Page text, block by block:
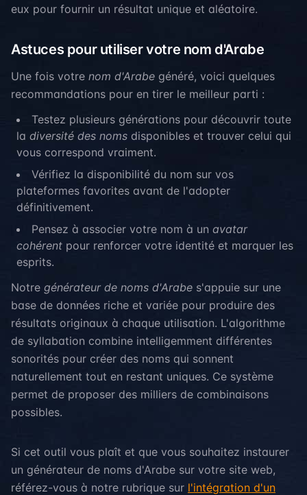
eux pour fournir un résultat unique et aléatoire.
Astuces pour utiliser votre nom d'Arabe
Une fois votre nom d'Arabe généré, voici quelques
recommandations pour en tirer le meilleur parti :
Testez plusieurs générations pour découvrir toute
la diversité des noms disponibles et trouver celui qui
vous correspond vraiment.
Vérifiez la disponibilité du nom sur vos
plateformes favorites avant de l'adopter
définitivement.
Pensez à associer votre nom à un avatar
cohérent pour renforcer votre identité et marquer les
esprits.
Notre générateur de noms d'Arabe s'appuie sur une
base de données riche et variée pour produire des
résultats originaux à chaque utilisation. L'algorithme
de syllabation combine intelligemment différentes
sonorités pour créer des noms qui sonnent
naturellement tout en restant uniques. Ce système
permet de proposer des milliers de combinaisons
possibles.
Si cet outil vous plaît et que vous souhaitez instaurer
un générateur de noms d'Arabe sur votre site web,
référez-vous à notre rubrique sur l'intégration d'un